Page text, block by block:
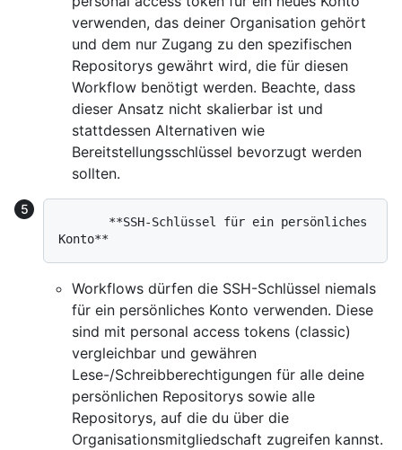
verwenden, das deiner Organisation gehört
und dem nur Zugang zu den spezifischen
Repositorys gewährt wird, die für diesen
Workflow benötigt werden. Beachte, dass
dieser Ansatz nicht skalierbar ist und
stattdessen Alternativen wie
Bereitstellungsschlüssel bevorzugt werden
sollten.
Workflows dürfen die SSH-Schlüssel niemals
für ein persönliches Konto verwenden. Diese
sind mit personal access tokens (classic)
vergleichbar und gewähren
Lese-/Schreibberechtigungen für alle deine
persönlichen Repositorys sowie alle
Repositorys, auf die du über die
Organisationsmitgliedschaft zugreifen kannst.